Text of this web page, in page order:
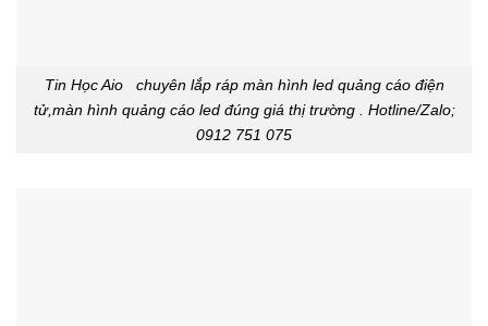
Tin Học Aio chuyên lắp ráp màn hình led quảng cáo điện
tử,màn hình quảng cáo led đúng giá thị trường . Hotline/Zalo;
0912 751 075